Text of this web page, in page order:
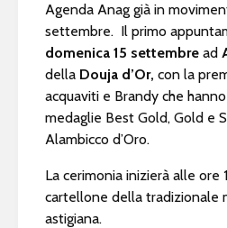
Agenda Anag già in
settembre. Il primo
domenica 15 settembre ad
della Douja d’Or, con la
acquaviti e Brandy che
medaglie Best Gold, Gold e
Alambicco d’Oro.
La cerimonia inizierà alle ore
cartellone della tradizionale
astigiana.